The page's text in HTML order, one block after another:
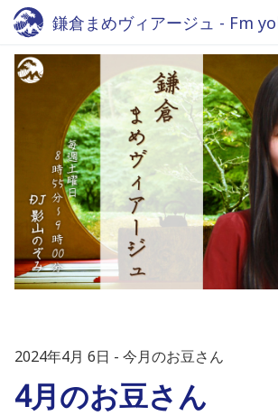
鎌倉まめヴィアージュ - Fm
2024年4月 6日 今月のお豆さん
4月のお豆さん